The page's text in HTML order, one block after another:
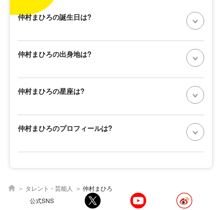
仲村まひろの誕生日は?
仲村まひろの出身地は?
仲村まひろの星座は?
仲村まひろのプロフィールは?
タレント・芸能人
仲村まひろ
公式SNS